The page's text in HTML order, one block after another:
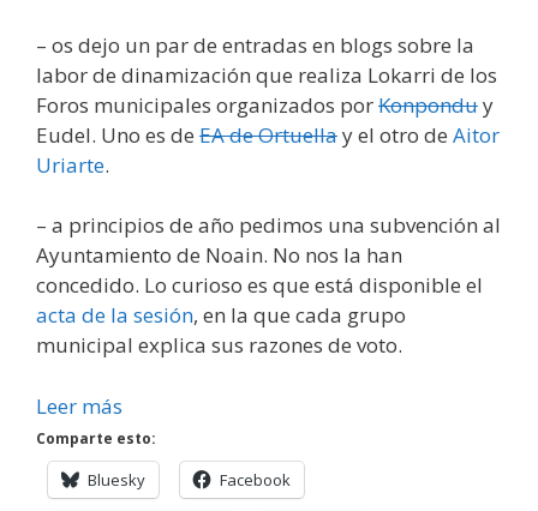
– os dejo un par de entradas en blogs sobre la
labor de dinamización que realiza Lokarri de los
Foros municipales organizados porKonponduy
Eudel. Uno es de EA de Ortuellay el otro de Aitor
Uriarte.
– a principios de año pedimos una subvención al
Ayuntamiento de Noain. No nos la han
concedido. Lo curioso es que está disponible el
acta de la sesión, en la que cada grupo
municipal explica sus razones de voto.
Leer más
Comparte esto:
Bluesky Facebook